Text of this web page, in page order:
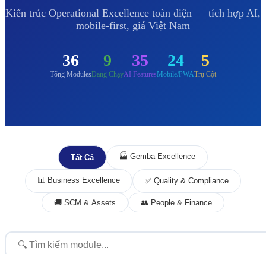
Kiến trúc Operational Excellence toàn diện — tích hợp AI,
mobile-first, giá Việt Nam
36
Tổng Modules
9
Đang Chạy
35
AI Features
24
Mobile/PWA
5
Trụ Cột
Tất Cả 🏭 Gemba Excellence
📊 Business Excellence ✅ Quality & Compliance
🚚 SCM & Assets 👥 People & Finance